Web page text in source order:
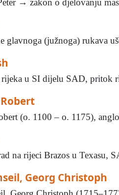
→ zakon o djelovanju
glavnoga (južnoga) rukava
rijeka u SI dijelu SAD, pritok
(o. 1100 – o. 1175),
na rijeci Brazos u Texasu,
Georg Christoph